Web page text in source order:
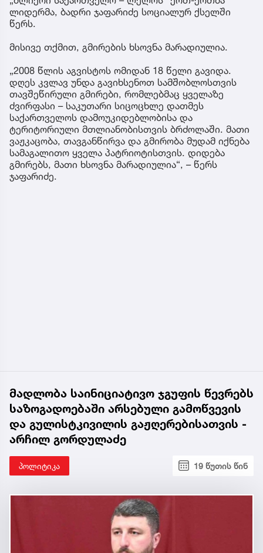
ლიდერმა, ბადრი ჯაფარიძე სოციალურ ქსელში
წერს.
მისივე თქმით, გმირების ხსოვნა მარადიულია.
„2008 წლის აგვისტოს ომიდან 18 წელი გავიდა.
დღეს კვლავ უნდა გავიხსენოთ სამშობლოსთვის
თავშეწირული გმირები, რომლებმაც ყველაზე
ძვირფასი – საკუთარი სიცოცხლე დათმეს
საქართველოს დამოუკიდებლობისა და
ტერიტორიული მთლიანობისთვის ბრძოლაში. მათი
ვაჟკაცობა, თავგანწირვა და გმირობა მუდამ იქნება
სამაგალითო ყველა პატრიოტისთვის. დიდება
გმირებს, მათი ხსოვნა მარადიულია“, – წერს
ჯაფარიძე.
მადლობა საინიციატივო ჯგუფის წევრებს
საზოგადოებაში არსებული გამოწვევის
და გულისტკივილის გაჟღერებისათვის -
არჩილ გორდულაძე
პოლიტიკა 19 წუთის წინ